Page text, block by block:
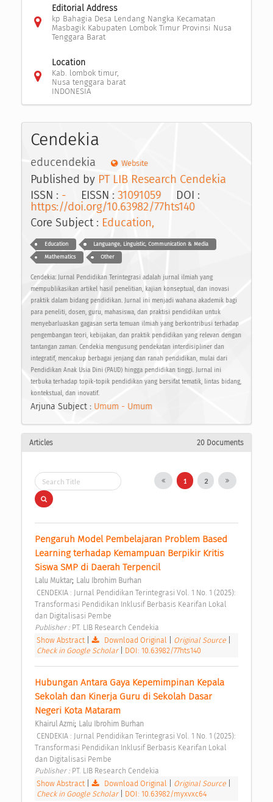
Editorial Address
kp Bahagia Desa Lendang Nangka Kecamatan
Masbagik Kabupaten Lombok Timur Provinsi Nusa
Tenggara Barat
Location
Kab. lombok timur,
Nusa tenggara barat
INDONESIA
Cendekia
educendekia Website
Published by PT LIB Research Cendekia
ISSN : - EISSN : 31091059 DOI :
https://doi.org/10.63982/77hts140
Core Subject : Education,
Education Languange, Linguistic, Communication & Media
Mathematics Other
Cendekia: Jurnal Pendidikan Terintegrasi adalah jurnal ilmiah yang
mempublikasikan artikel hasil penelitian, kajian konseptual, dan inovasi
praktik dalam bidang pendidikan. Jurnal ini menjadi wahana akademik bagi
para peneliti, dosen, guru, mahasiswa, dan praktisi pendidikan untuk
menyebarluaskan gagasan serta temuan ilmiah yang berkontribusi terhadap
pengembangan teori, kebijakan, dan praktik pendidikan yang relevan dengan
tantangan zaman. Cendekia mengusung pendekatan interdisipliner dan
integratif, mencakup berbagai jenjang dan ranah pendidikan, mulai dari
Pendidikan Anak Usia Dini (PAUD) hingga pendidikan tinggi. Jurnal ini
terbuka terhadap topik-topik pendidikan yang bersifat tematik, lintas bidang,
kontekstual, dan inovatif.
Arjuna Subject : Umum - Umum
Articles 20 Documents
1 2
Pengaruh Model Pembelajaran Problem Based
Learning terhadap Kemampuan Berpikir Kritis
Siswa SMP di Daerah Terpencil
Lalu Muktar; Lalu Ibrohim Burhan
Transformasi Pendidikan Inklusif Berbasis Kearifan Lokal
dan Digitalisasi Pembe
Publisher : PT. LIB Research Cendekia
Show Abstract| Download Original Original Source
Check in Google Scholar
DOI: 10.63982/77hts140
Hubungan Antara Gaya Kepemimpinan Kepala
Sekolah dan Kinerja Guru di Sekolah Dasar
Negeri Kota Mataram
Khairul Azmi; Lalu Ibrohim Burhan
Transformasi Pendidikan Inklusif Berbasis Kearifan Lokal
dan Digitalisasi Pembe
Publisher : PT. LIB Research Cendekia
Show Abstract| Download Original Original Source
Check in Google Scholar
DOI: 10.63982/myxvxc64